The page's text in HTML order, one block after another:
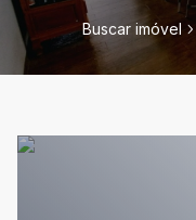
Buscar imóvel